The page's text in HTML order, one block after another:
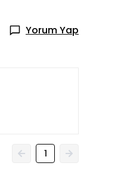
Yorum Yap
1